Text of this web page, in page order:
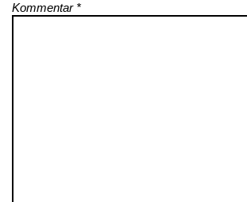
Kommentar *